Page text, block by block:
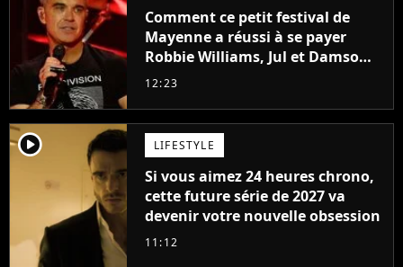
Comment ce petit festival de
Mayenne a réussi à se payer
Robbie Williams, Jul et Damso
cette année ?
12:23
player2 LIFESTYLE
Si vous aimez 24 heures chrono,
cette future série de 2027 va
devenir votre nouvelle obsession
11:12